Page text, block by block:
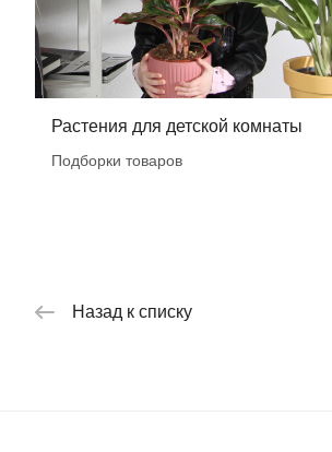
Растения для детской комнаты
Подборки товаров
Назад к списку